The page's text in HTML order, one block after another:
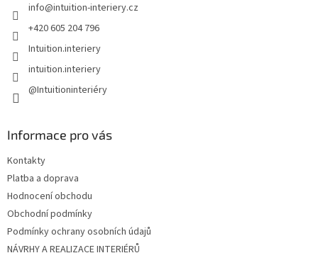
info@intuition-interiery.cz
+420 605 204 796
Intuition.interiery
intuition.interiery
@Intuitioninteriéry
Informace pro vás
Kontakty
Platba a doprava
Hodnocení obchodu
Obchodní podmínky
Podmínky ochrany osobních údajů
NÁVRHY A REALIZACE INTERIÉRŮ